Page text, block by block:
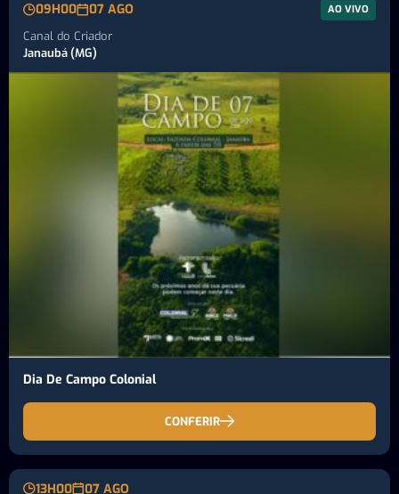
09H00 07 AGO AO VIVO
Canal do Criador
Janaubá (MG)
Dia De Campo Colonial
CONFERIR
13H00 07 AGO